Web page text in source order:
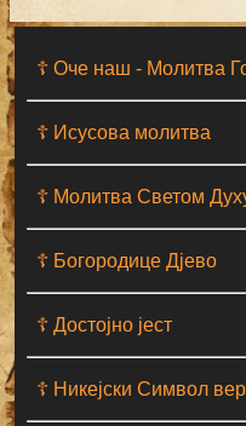
☦ Оче наш - Moлитва
☦ Исусова молитва
☦ Молитва Светом
☦ Богородице Дјево
☦ Достојно јест
☦ Никејски Символ